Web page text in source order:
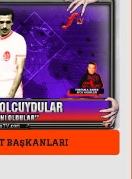
BAŞKANLARI